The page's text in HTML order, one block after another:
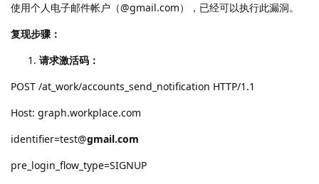
使用个人电子邮件帐户（@gmail.com），已经可以执行此漏洞。
复现步骤：
请求激活码：
POST /at_work/accounts_send_notification HTTP/1.1
Host: graph.workplace.com
identifier=test@gmail.com
pre_login_flow_type=SIGNUP